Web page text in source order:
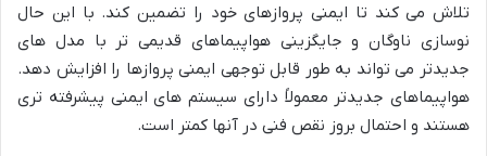
تلاش می کند تا ایمنی پروازهای خود را تضمین کند. با این حال
نوسازی ناوگان و جایگزینی هواپیماهای قدیمی تر با مدل های
جدیدتر می تواند به طور قابل توجهی ایمنی پروازها را افزایش دهد.
هواپیماهای جدیدتر معمولاً دارای سیستم های ایمنی پیشرفته تری
هستند و احتمال بروز نقص فنی در آنها کمتر است.